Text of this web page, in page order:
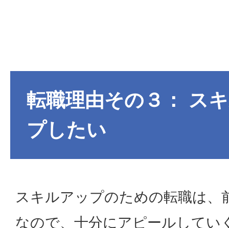
転職理由その３： ス
プしたい
スキルアップのための転職は、
なので、十分にアピールしてい